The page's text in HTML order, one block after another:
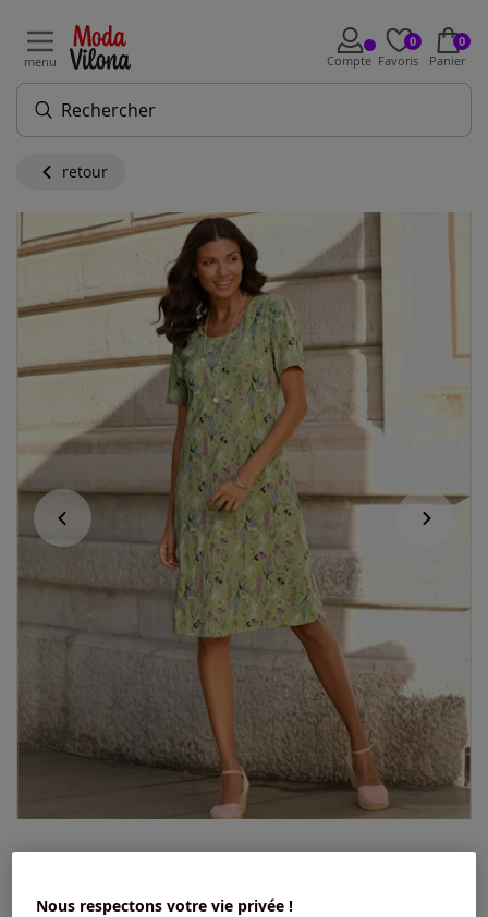
menu Compte
0
Favoris
0
Panier
retour
Réf : 329.173.047 3.9 /
Nous respectons votre vie privée !